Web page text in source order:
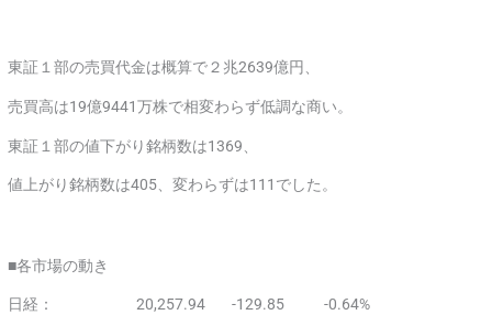
東証１部の売買代金は概算で２兆2639億円、
売買高は19億9441万株で相変わらず低調な商い。
東証１部の値下がり銘柄数は1369、
値上がり銘柄数は405、変わらずは111でした。
■各市場の動き
日経： 20,257.94 -129.85 -0.64%